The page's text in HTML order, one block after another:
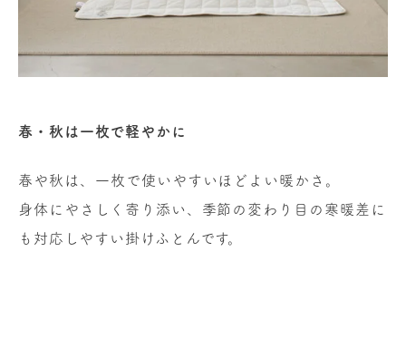
春・秋は一枚で軽やかに
春や秋は、一枚で使いやすいほどよい暖かさ。
身体にやさしく寄り添い、季節の変わり目の寒暖差に
も対応しやすい掛けふとんです。